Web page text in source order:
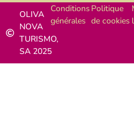
OLIVA
NOVA
TURISMO,
SA 2025
Conditions
générales
Politique
de cookies